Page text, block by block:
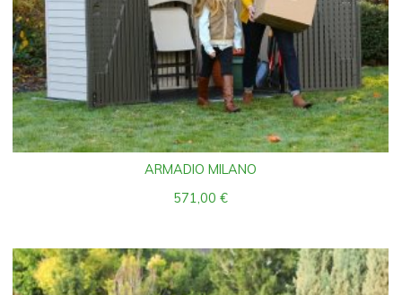
ARMADIO MILANO
571,00€